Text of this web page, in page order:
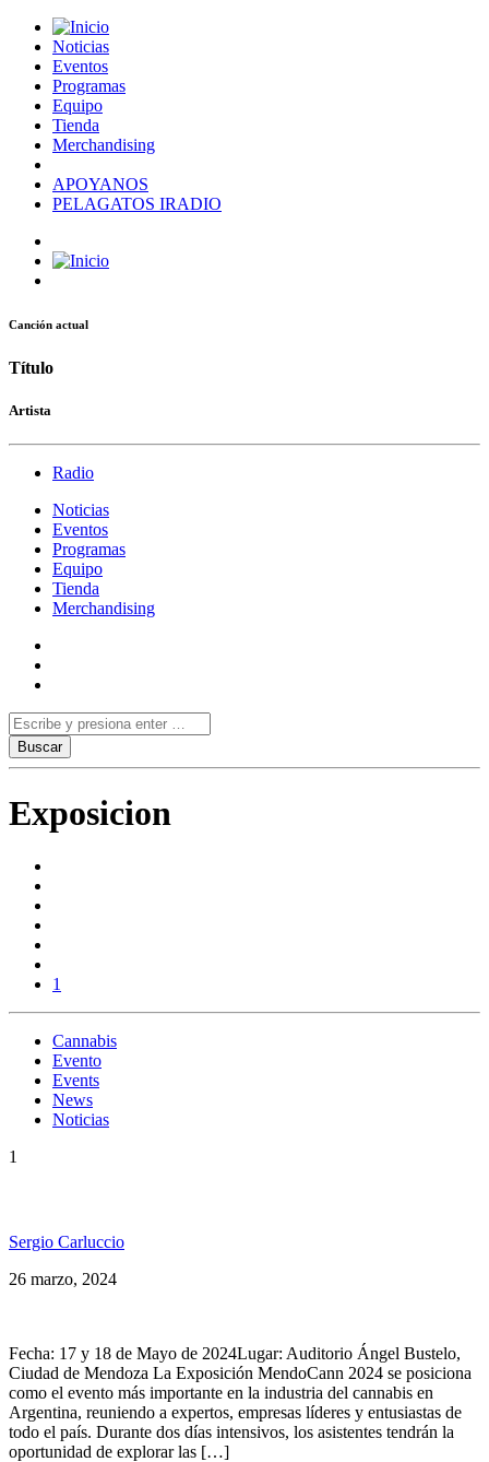
Noticias
Eventos
Programas
Equipo
Tienda
Merchandising
APOYANOS
PELAGATOS IRADIO
Canción actual
Título
Artista
Radio
Noticias
Eventos
Programas
Equipo
Tienda
Merchandising
Exposicion
1
Cannabis
Evento
Events
News
Noticias
1
Sergio Carluccio
26 marzo, 2024
Fecha: 17 y 18 de Mayo de 2024Lugar: Auditorio Ángel Bustelo,
Ciudad de Mendoza La Exposición MendoCann 2024 se posiciona
como el evento más importante en la industria del cannabis en
Argentina, reuniendo a expertos, empresas líderes y entusiastas de
todo el país. Durante dos días intensivos, los asistentes tendrán la
oportunidad de explorar las […]